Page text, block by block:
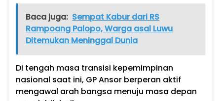
Baca juga: Sempat Kabur dari RS
Rampoang Palopo, Warga asal Luwu
Ditemukan Meninggal Dunia
Di tengah masa transisi kepemimpinan
nasional saat ini, GP Ansor berperan aktif
mengawal arah bangsa menuju masa depan